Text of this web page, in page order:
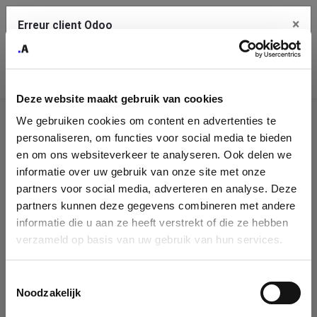
Deze website maakt gebruik van cookies
We gebruiken cookies om content en advertenties te
personaliseren, om functies voor social media te bieden
en om ons websiteverkeer te analyseren. Ook delen we
informatie over uw gebruik van onze site met onze
partners voor social media, adverteren en analyse. Deze
partners kunnen deze gegevens combineren met andere
informatie die u aan ze heeft verstrekt of die ze hebben
verzameld op basis van uw gebruik van hun services.
Noodzakelijk
Identification
de
l'entreprise
Please fill in your company details
form. If you don't find your company in our database, you can create
a new company record with the button below.
Erreur client Odoo ×
Une erreur s'est produite
Utilisez le bouton Copier pour reporter cette erreur à votre
service de support.
Voir les détails
Ok